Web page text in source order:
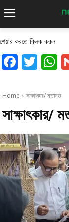
শেয়ার করতে ক্লিক করুন
Home সাক্ষাৎকার/ মতামত
সাক্ষাৎকার/